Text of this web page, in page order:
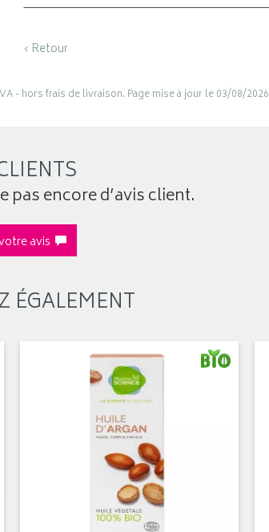
‹ Retour
- hors frais de livraison. Page mise à jour le 03/08/2026
encore d’avis client.
avis
ÉGALEMENT